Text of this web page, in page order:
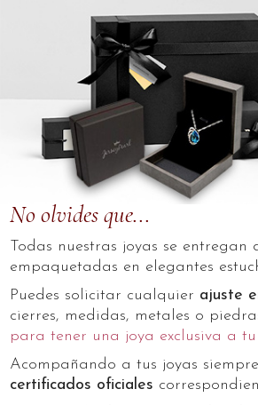
No olvides que...
Todas nuestras joyas se entregan
empaquetadas en elegantes
Puedes solicitar cualquier ajuste
cierres, medidas, metales o
para tener una joya exclusiva a
Acompañando a tus joyas
certificados oficiales